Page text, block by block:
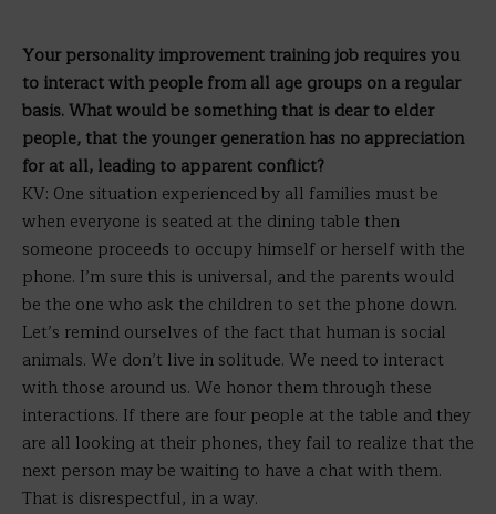
Your personality improvement training job requires you
to interact with people from all age groups on a regular
basis. What would be something that is dear to elder
people, that the younger generation has no appreciation
for at all, leading to apparent conflict?
KV: One situation experienced by all families must be
when everyone is seated at the dining table then
someone proceeds to occupy himself or herself with the
phone. I’m sure this is universal, and the parents would
be the one who ask the children to set the phone down.
Let’s remind ourselves of the fact that human is social
animals. We don’t live in solitude. We need to interact
with those around us. We honor them through these
interactions. If there are four people at the table and they
are all looking at their phones, they fail to realize that the
next person may be waiting to have a chat with them.
That is disrespectful, in a way.